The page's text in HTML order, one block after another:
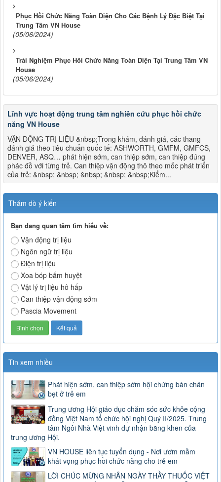
Phục Hồi Chức Năng Toàn Diện Cho Các Bệnh Lý Đặc Biệt Tại
Trung Tâm VN House
(05/06/2024)
Trải Nghiệm Phục Hồi Chức Năng Toàn Diện Tại Trung Tâm VN
House
(05/06/2024)
Lĩnh vực hoạt động trung tâm nghiên cứu phục hồi chức
năng VN House
VẬN ĐỘNG TRỊ LIỆU &nbsp;Trong khám, đánh giá, các thang
đánh giá theo tiêu chuẩn quốc tế: ASHWORTH, GMFM, GMFCS,
DENVER, ASQ… phát hiện sớm, can thiệp sớm, can thiệp đúng
phác đồ với từng trẻ. Can thiệp vận động thô theo mốc phát triển
của trẻ: &nbsp; &nbsp; &nbsp; &nbsp; &nbsp;Kiểm...
Thăm dò ý kiến
Bạn đang quan tâm tìm hiểu về:
Vận động trị liệu
Ngôn ngữ trị liệu
Điện trị liệu
Xoa bóp bấm huyệt
Vật lý trị liệu hô hấp
Can thiệp vận động sớm
Pascia Movement
Tin xem nhiều
Phát hiện sớm, can thiệp sớm hội chứng bàn chân
bẹt ở trẻ em
Trung ương Hội giáo dục chăm sóc sức khỏe cộng
đồng Việt Nam tổ chức hội nghị Quý II/2025. Trung
tâm Ngôi Nhà Việt vinh dự nhận bằng khen của
trung ương Hội.
VN HOUSE liên tục tuyển dụng - Nơi ươm mầm
khát vọng phục hồi chức năng cho trẻ em
LỜI CHÚC MỪNG NHÂN NGÀY THẦY THUỐC VIỆT